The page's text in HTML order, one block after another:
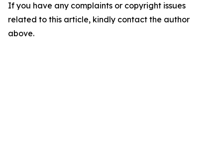
If you have any complaints or copyright issues
related to this article, kindly contact the author
above.